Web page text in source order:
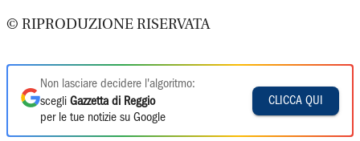
© RIPRODUZIONE RISERVATA
Non lasciare decidere l'algoritmo:
scegli Gazzetta di Reggio
per le tue notizie su Google
CLICCA QUI